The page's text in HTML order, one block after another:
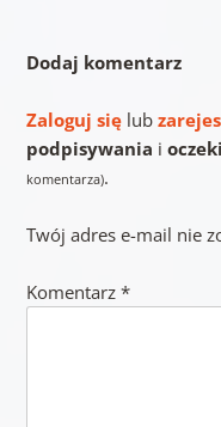
Dodaj komentarz
Zaloguj sięlub
podpisywania i
komentarza).
Twój adres e-mail nie
Komentarz *